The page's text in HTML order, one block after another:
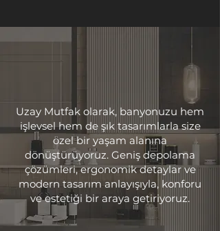
Uzay Mutfak olarak, banyonuzu hem
işlevsel hem de şık tasarımlarla size
özel bir yaşam alanına
dönüştürüyoruz. Geniş depolama
çözümleri, ergonomik detaylar ve
modern tasarım anlayışıyla, konforu
ve estetiği bir araya getiriyoruz.